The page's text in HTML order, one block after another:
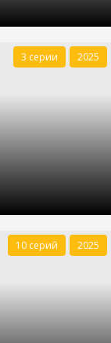
3 серии 2025
10 серий 2025